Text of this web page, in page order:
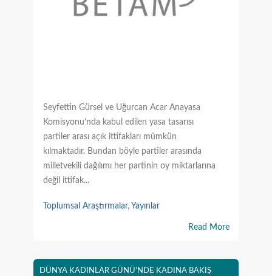
Seyfettin Gürsel ve Uğurcan Acar Anayasa
Komisyonu’nda kabul edilen yasa tasarısı
partiler arası açık ittifakları mümkün
kılmaktadır. Bundan böyle partiler arasında
milletvekili dağılımı her partinin oy miktarlarına
değil ittifak...
Toplumsal Araştırmalar, Yayınlar
Read More
DÜNYA KADINLAR GÜNÜ’NDE KADINA BAKIŞ